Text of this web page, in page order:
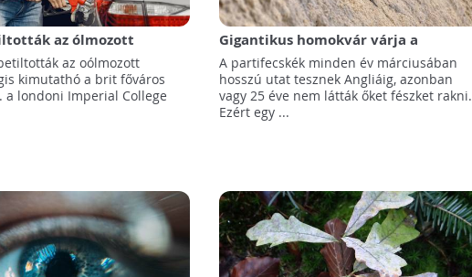
az ólmozott
kimutatható a nyoma
az oólmozott
kimutathó a brit főváros
a londoni Imperial College
Gigantikus homokvár várja a
partifecskéket Angliában
A partifecskék minden év márciusában
hosszú utat tesznek Angliáig, azonban
vagy 25 éve nem látták őket fészket rakni.
Ezért egy ...